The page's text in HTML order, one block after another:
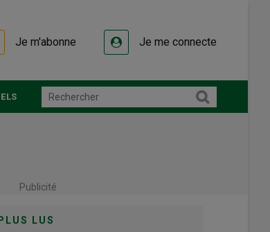
Je m'abonne Je me connecte
Publicité
LUS